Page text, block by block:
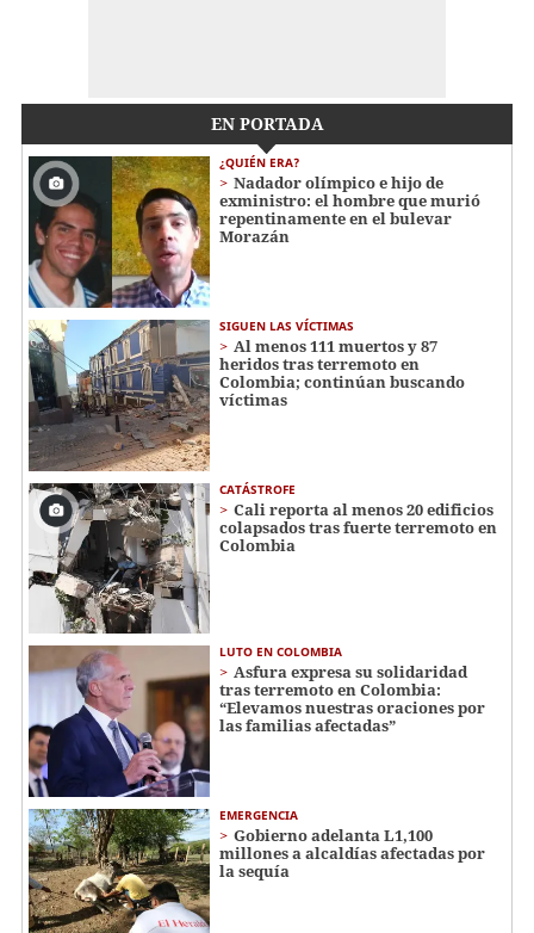
EN PORTADA
¿QUIÉN ERA?
Nadador olímpico e hijo de
exministro: el hombre que murió
repentinamente en el bulevar
Morazán
SIGUEN LAS VÍCTIMAS
Al menos 111 muertos y 87
heridos tras terremoto en
Colombia; continúan buscando
víctimas
CATÁSTROFE
Cali reporta al menos 20 edificios
colapsados tras fuerte terremoto en
Colombia
LUTO EN COLOMBIA
Asfura expresa su solidaridad
tras terremoto en Colombia:
“Elevamos nuestras oraciones por
las familias afectadas”
EMERGENCIA
Gobierno adelanta L1,100
millones a alcaldías afectadas por
la sequía